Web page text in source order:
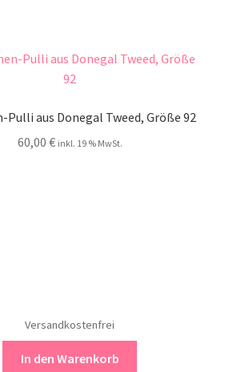
Pulli aus Donegal Tweed, Größe 92
60,00 € inkl. 19 % MwSt.
Versandkostenfrei
In den Warenkorb